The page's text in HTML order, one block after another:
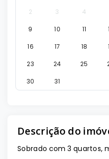
2 3 4
9 10 11
16 17 18
23 24 25
30 31
Descrição do
Sobrado com 3 quartos,